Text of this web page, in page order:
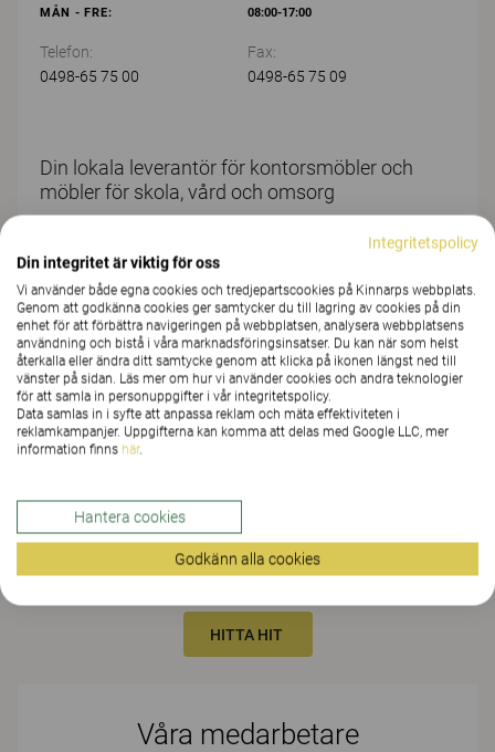
MÅN - FRE: 08:00-17:00
Telefon:
0498-65 75 00
Fax:
0498-65 75 09
Din lokala leverantör för kontorsmöbler och
möbler för skola, vård och omsorg
Välkommen in till Sveriges ledande inredningsleverantör för
kontorsmöbler och möbler för skola, vård och omsorg. Vi
levererar attraktiva inredningslösningar som hjälper dig och
din organisation att behålla motivationen, produktiviteten
och välbefinnandet. För oss handlar inredning om så mycket
mer än bara möbler: det handlar om att använda design
tillsammans med vår samlade kunskap, för att främja
kreativitet och effektivitet, och att omvandla vårt kunnande
inom ergonomi och hälsa för att skapa utrymmen som
hjälper dig att forma en hållbar verksamhet som främjar
individen. Det kallar vi Successful Interiors. Vi levererar
helhetslösningar inom inredning; allt ifrån kontorsstolar,
Upplev vårt showroom och våra möbler på plats
HITTA HIT
Våra medarbetare
Integritetspolicy
Din integritet är viktig för oss
Vi använder både egna cookies och tredjepartscookies på Kinnarps webbplats.
Genom att godkänna cookies ger samtycker du till lagring av cookies på din
enhet för att förbättra navigeringen på webbplatsen, analysera webbplatsens
användning och bistå i våra marknadsföringsinsatser. Du kan när som helst
återkalla eller ändra ditt samtycke genom att klicka på ikonen längst ned till
vänster på sidan. Läs mer om hur vi använder cookies och andra teknologier
för att samla in personuppgifter i vår integritetspolicy.
Data samlas in i syfte att anpassa reklam och mäta effektiviteten i
reklamkampanjer. Uppgifterna kan komma att delas med Google LLC, mer
information finns här.
Hantera cookies
Godkänn alla cookies